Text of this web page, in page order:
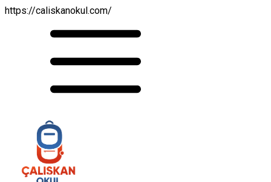
https://caliskanokul.com/